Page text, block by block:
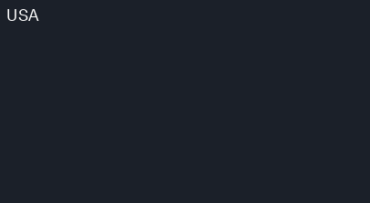
USA